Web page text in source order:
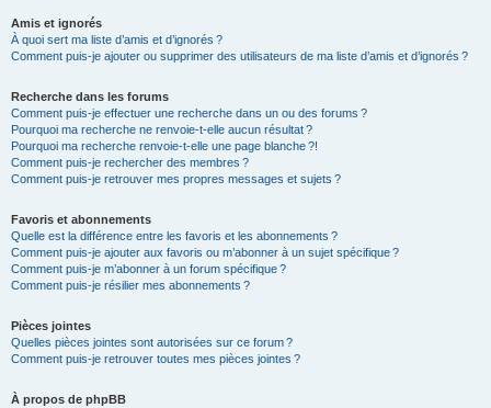
Amis et ignorés
À quoi sert ma liste d’amis et d’ignorés ?
Comment puis-je ajouter ou supprimer des utilisateurs de ma liste d’amis et d’ignorés ?
Recherche dans les forums
Comment puis-je effectuer une recherche dans un ou des forums ?
Pourquoi ma recherche ne renvoie-t-elle aucun résultat ?
Pourquoi ma recherche renvoie-t-elle une page blanche ?!
Comment puis-je rechercher des membres ?
Comment puis-je retrouver mes propres messages et sujets ?
Favoris et abonnements
Quelle est la différence entre les favoris et les abonnements ?
Comment puis-je ajouter aux favoris ou m’abonner à un sujet spécifique ?
Comment puis-je m’abonner à un forum spécifique ?
Comment puis-je résilier mes abonnements ?
Pièces jointes
Quelles pièces jointes sont autorisées sur ce forum ?
Comment puis-je retrouver toutes mes pièces jointes ?
À propos de phpBB